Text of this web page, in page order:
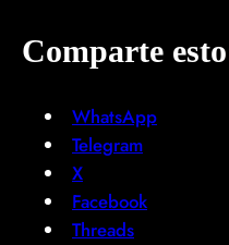
Comparte
WhatsApp
Telegram
X
Facebook
Threads